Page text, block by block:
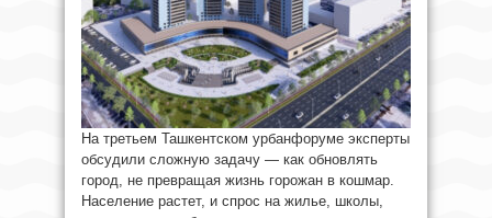
На третьем Ташкентском урбанфоруме эксперты
обсудили сложную задачу — как обновлять
город, не превращая жизнь горожан в кошмар.
Население растет, и спрос на жилье, школы,